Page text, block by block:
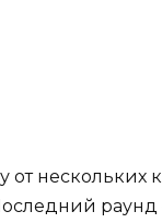
нескольких